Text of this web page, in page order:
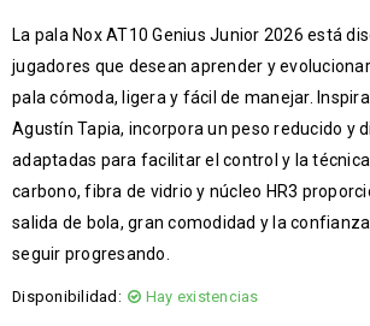
La pala NoxAT10 Genius Junior 2026 está
jugadores que desean aprender y
pala cómoda, ligera y fácil de manejar.
Agustín Tapia, incorpora un peso reducido y
adaptadas para facilitar el control y la
carbono, fibra de vidrio y núcleo HR3
salida de bola, gran comodidad y la
seguir progresando.
Disponibilidad: Hay existencias